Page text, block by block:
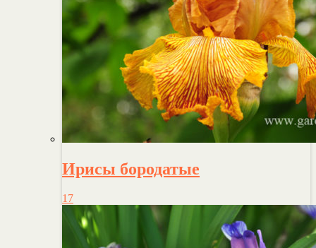
Ирисы бородатые
17